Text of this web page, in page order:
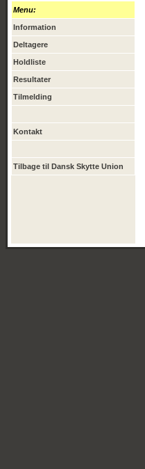
Menu:
Information
Deltagere
Holdliste
Resultater
Tilmelding
Kontakt
Tilbage til Dansk Skytte Union